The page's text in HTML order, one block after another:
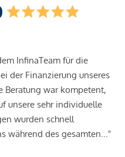
InfinaTeam für die
der Finanzierung unseres
Beratung war kompetent,
unsere sehr individuelle
wurden schnell
während des gesamten..."